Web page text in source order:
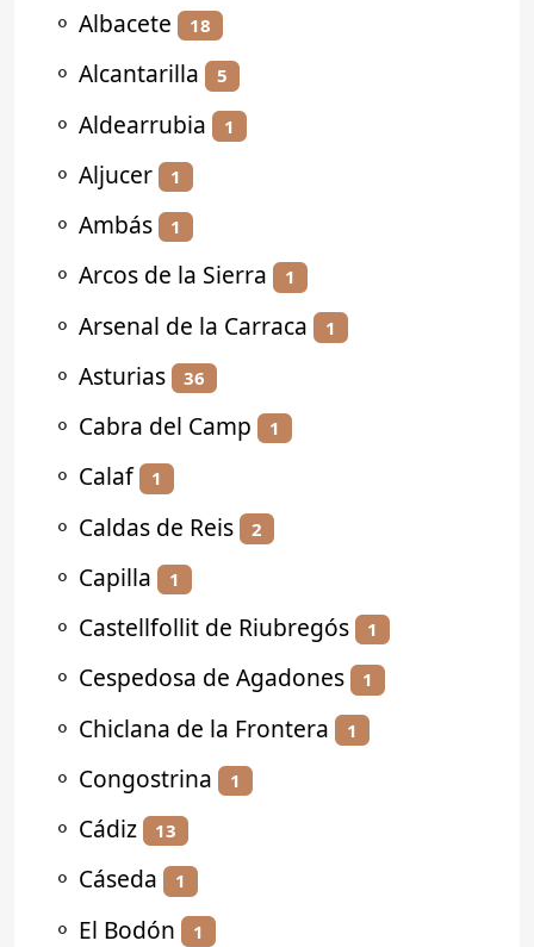
⚬ Albacete 18
⚬ Alcantarilla 5
⚬ Aldearrubia 1
⚬ Aljucer 1
⚬ Ambás 1
⚬ Arcos de la Sierra 1
⚬ Arsenal de la Carraca 1
⚬ Asturias 36
⚬ Cabra del Camp 1
⚬ Calaf 1
⚬ Caldas de Reis 2
⚬ Capilla 1
⚬ Castellfollit de Riubregós 1
⚬ Cespedosa de Agadones 1
⚬ Chiclana de la Frontera 1
⚬ Congostrina 1
⚬ Cádiz 13
⚬ Cáseda 1
⚬ El Bodón 1